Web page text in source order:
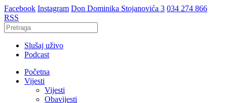
Facebook Instagram Don Dominika Stojanovića 3 034 274 866
RSS
Slušaj uživo
Podcast
Početna
Vijesti
Vijesti
Obavijesti